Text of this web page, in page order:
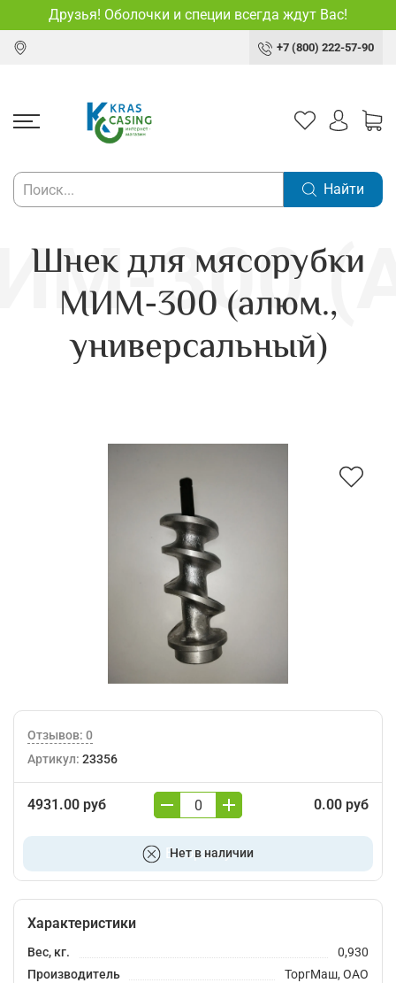
Друзья! Оболочки и специи всегда ждут Вас!
+7 (800) 222-57-90
Найти
Шнек для мясорубки
МИМ-300 (алюм.,
универсальный)
Отзывов: 0
Артикул: 23356
4931.00 руб 0.00 руб
Нет в наличии
В корзину
Характеристики
Вес, кг.
0,930
Производитель
ТоргМаш, ОАО